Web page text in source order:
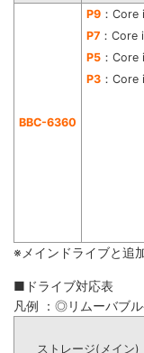
BBC-6360
P9 ：Core
P7 ：Core
P5 ：Core
P3 ：Core
※メインドライブと追
■ドライブ対応表
凡例 ：◎リムーバブ
ストレージ(メイン)